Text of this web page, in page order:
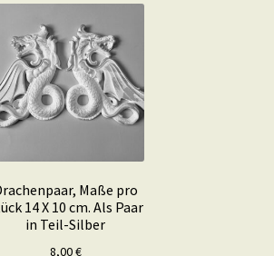
Maße pro
14 X 10 cm. Als Paar
in Teil-Silber
8,00€